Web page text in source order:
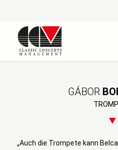
GÁBOR
„Auch die Trompete kann